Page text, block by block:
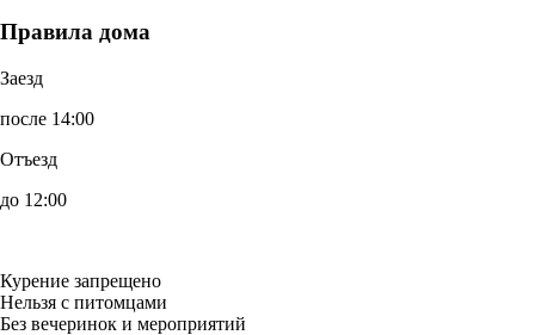
Правила дома
Заезд
после 14:00
Отъезд
до 12:00
Курение запрещено
Нельзя с питомцами
Без вечеринок и мероприятий